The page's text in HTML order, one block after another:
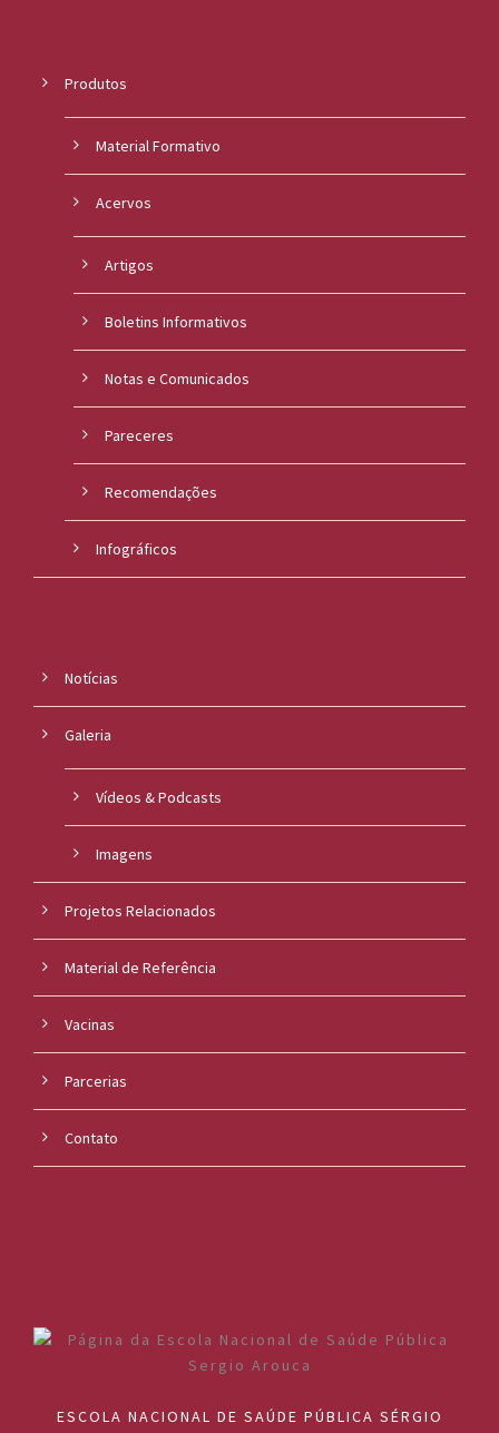
Produtos
Material Formativo
Acervos
Artigos
Boletins Informativos
Notas e Comunicados
Pareceres
Recomendações
Infográficos
Notícias
Galeria
Vídeos & Podcasts
Imagens
Projetos Relacionados
Material de Referência
Vacinas
Parcerias
Contato
ESCOLA NACIONAL DE SAÚDE PÚBLICA SÉRGIO